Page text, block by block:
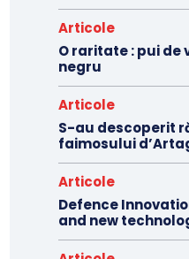
Articole
O raritate : pui de
negru
Articole
S-au descoperit
faimosului
Articole
Defence
and new